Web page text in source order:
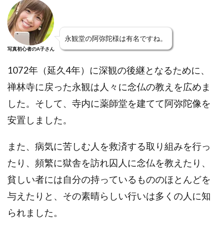
写真初心者のA子さん
永観堂の阿弥陀様は有名ですね。
1072年（延久4年）に深観の後継となるために、
禅林寺に戻った永観は人々に念仏の教えを広めま
した。そして、寺内に薬師堂を建てて阿弥陀像を
安置しました。
また、病気に苦しむ人を救済する取り組みを行っ
たり、頻繁に獄舎を訪れ囚人に念仏を教えたり、
貧しい者には自分の持っているもののほとんどを
与えたりと、その素晴らしい行いは多くの人に知
られました。